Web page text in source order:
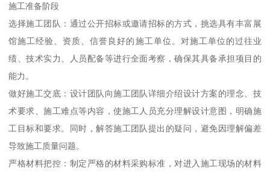
施工准备阶段
选择施工团队：通过公开招标或邀请招标的方式，挑选具有丰富展
馆施工经验、资质、信誉良好的施工单位。对施工单位的过往业
绩、技术实力、人员配备等进行全面考察，确保其具备承担项目的
能力。
做好施工交底：设计团队向施工团队详细介绍设计方案的理念、技
术要求、施工难点等内容，使施工人员充分理解设计意图，明确施
工目标和要求。同时，解答施工团队提出的疑问，避免因理解偏差
导致施工质量问题。
严格材料把控：制定严格的材料采购标准，对进入施工现场的材料